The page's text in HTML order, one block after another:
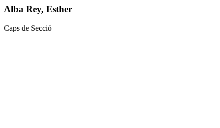
Alba Rey, Esther
Caps de Secció